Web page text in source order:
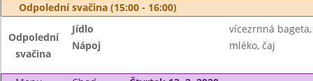
Odpolední svačina (15:00 - 16:00)
Odpolední
svačina
Jídlo
vícezrnná
Nápoj
mléko, čaj